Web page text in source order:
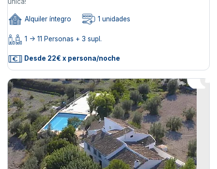
única!
Alquiler íntegro 1 unidades
1 -> 11 Personas + 3 supl.
Desde 22€ x persona/noche